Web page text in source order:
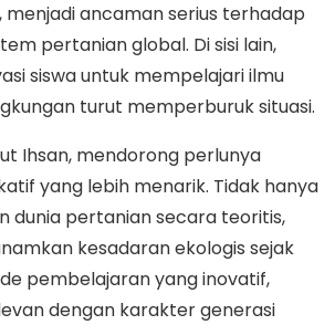
ancaman serius terhadap
pertanian global. Di sisi lain,
siswa untuk mempelajari ilmu
turut memperburuk situasi.
Ihsan, mendorong perlunya
yang lebih menarik. Tidak hanya
dunia pertanian secara teoritis,
kesadaran ekologis sejak
pembelajaran yang inovatif,
dengan karakter generasi